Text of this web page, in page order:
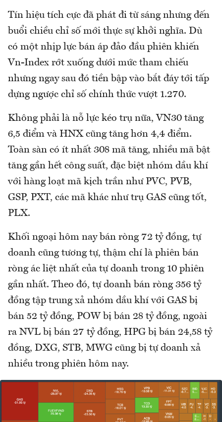
Tín hiệu tích cực đã phát đi từ sáng nhưng đến
buổi chiều chỉ số mới thực sự khởi nghĩa. Dù
có một nhịp lực bán áp đảo đầu phiên khiến
Vn-Index rớt xuống dưới mức tham chiếu
nhưng ngay sau đó tiền bập vào bắt đáy tới tấp
dựng ngược chỉ số chính thức vượt 1.270.
Không phải là nỗ lực kéo trụ nữa, VN30 tăng
6,5 điểm và HNX cũng tăng hơn 4,4 điểm.
Toàn sàn có ít nhất 308 mã tăng, nhiều mã bật
tăng gần hết công suất, đặc biệt nhóm dầu khí
với hàng loạt mã kịch trần như PVC, PVB,
GSP, PXT, các mã khác như trụ GAS cũng tốt,
PLX.
Khối ngoại hôm nay bán ròng 72 tỷ đồng, tự
doanh cũng tương tự, thậm chí là phiên bán
ròng ác liệt nhất của tự doanh trong 10 phiên
gần nhất. Theo đó, tự doanh bán ròng 356 tỷ
đồng tập trung xả nhóm dầu khí với GAS bị
bán 52 tỷ đồng, POW bị bán 28 tỷ đồng, ngoài
ra NVL bị bán 27 tỷ đồng, HPG bị bán 24,58 tỷ
đồng, DXG, STB, MWG cũng bị tự doanh xả
nhiều trong phiên hôm nay.